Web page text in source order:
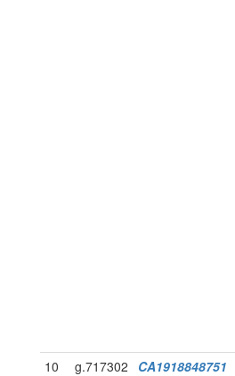
10
g.717302
CA1918848751